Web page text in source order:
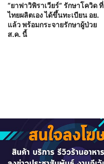
“ยาฟาวิพิราเวียร์” รักษาโควิด ที่
ไทยผลิตเอง ได้ขึ้นทะเบียน อย.
แล้ว พร้อมกระจายรักษาผู้ป่วย
ส.ค. นี้